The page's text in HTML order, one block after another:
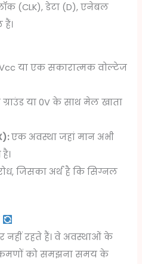
(CLK), डेटा (D), एनेबल
हैं।
या एक सकारात्मक वोल्टेज
या 0V के साथ मेल खाता
एक अवस्था जहां मान अभी
जिसका अर्थ है कि सिग्नल
नहीं रहते हैं। वे अवस्थाओं के
को समझना समय के